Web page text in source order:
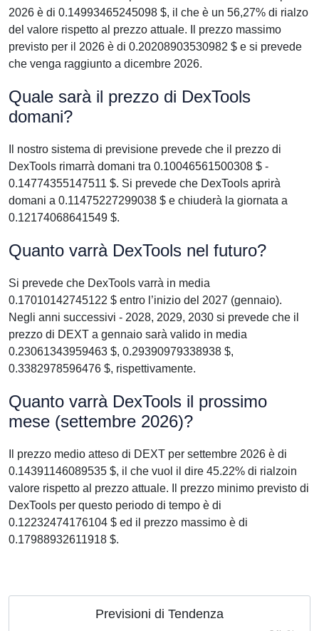
2026 è di 0.14993465245098 $, il che è un 56,27% di rialzo
del valore rispetto al prezzo attuale. Il prezzo massimo
previsto per il 2026 è di 0.20208903530982 $ e si prevede
che venga raggiunto a dicembre 2026.
Quale sarà il prezzo di DexTools
domani?
Il nostro sistema di previsione prevede che il prezzo di
DexTools rimarrà domani tra 0.10046561500308 $ -
0.14774355147511 $. Si prevede che DexTools aprirà
domani a 0.11475227299038 $ e chiuderà la giornata a
0.12174068641549 $.
Quanto varrà DexTools nel futuro?
Si prevede che DexTools varrà in media
0.17010142745122 $ entro l’inizio del 2027 (gennaio).
Negli anni successivi - 2028, 2029, 2030 si prevede che il
prezzo di DEXT a gennaio sarà valido in media
0.23061343959463 $, 0.29390979338938 $,
0.3382978596476 $, rispettivamente.
Quanto varrà DexTools il prossimo
mese (settembre 2026)?
Il prezzo medio atteso di DEXT per settembre 2026 è di
0.14391146089535 $, il che vuol il dire 45.22% di rialzoin
valore rispetto al prezzo attuale. Il prezzo minimo previsto di
DexTools per questo periodo di tempo è di
0.12232474176104 $ ed il prezzo massimo è di
0.17988932611918 $.
Previsioni di Tendenza